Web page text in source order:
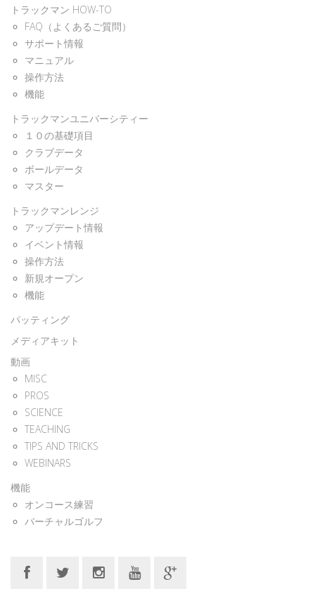
トラックマン HOW-TO
FAQ（よくあるご質問）
サポート情報
マニュアル
操作方法
機能
トラックマンユニバーシティー
１０の基礎項目
クラブデータ
ボールデータ
マスター
トラックマンレンジ
アップデート情報
イベント情報
操作方法
新規オープン
機能
パッティング
メディアキット
動画
MISC
PROS
SCIENCE
TEACHING
TIPS AND TRICKS
WEBINARS
機能
オンコース練習
バーチャルゴルフ